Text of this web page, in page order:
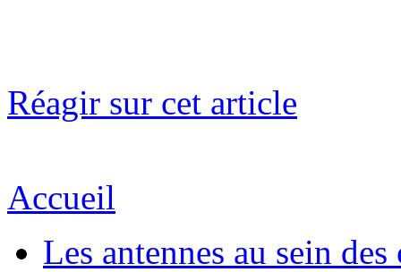
Réagir sur cet article
Accueil
Les antennes au sein des